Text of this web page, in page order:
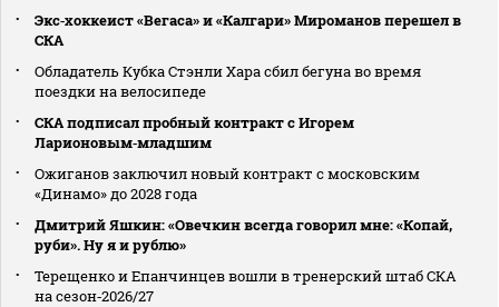
Экс‑хоккеист «Вегаса» и «Калгари» Мироманов перешел в
СКА
Обладатель Кубка Стэнли Хара сбил бегуна во время
поездки на велосипеде
СКА подписал пробный контракт с Игорем
Ларионовым‑младшим
Ожиганов заключил новый контракт с московским
«Динамо» до 2028 года
Дмитрий Яшкин: «Овечкин всегда говорил мне: «Копай,
руби». Ну я и рублю»
Терещенко и Епанчинцев вошли в тренерский штаб СКА
на сезон‑2026/27